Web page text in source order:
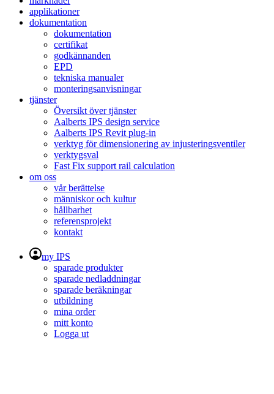
applikationer
dokumentation
dokumentation
certifikat
godkännanden
EPD
tekniska manualer
monteringsanvisningar
tjänster
Översikt över tjänster
Aalberts IPS design service
Aalberts IPS Revit plug-in
verktyg för dimensionering av injusteringsventiler
verktygsval
Fast Fix support rail calculation
om oss
vår berättelse
människor och kultur
hållbarhet
referensprojekt
kontakt
my IPS
sparade produkter
sparade nedladdningar
sparade beräkningar
utbildning
mina order
mitt konto
Logga ut